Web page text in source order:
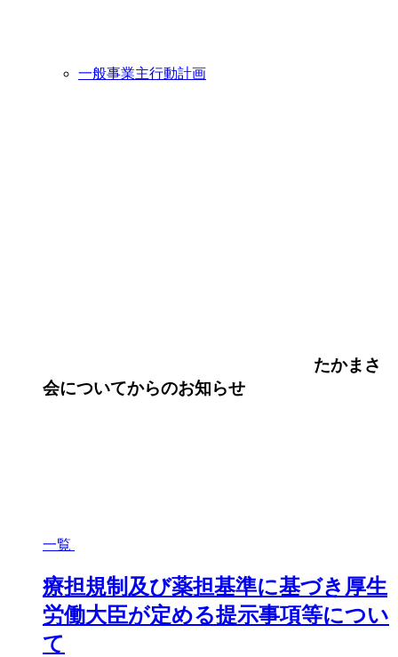
一般事業主行動計画
たかまさ
会についてからのお知らせ
一覧
療担規制及び薬担基準に基づき厚生
労働大臣が定める提示事項等につい
て